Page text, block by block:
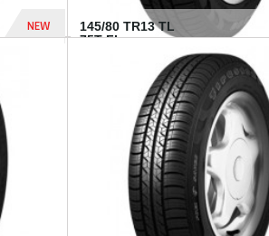
NEW
145/80 TR13 TL
75T FI...